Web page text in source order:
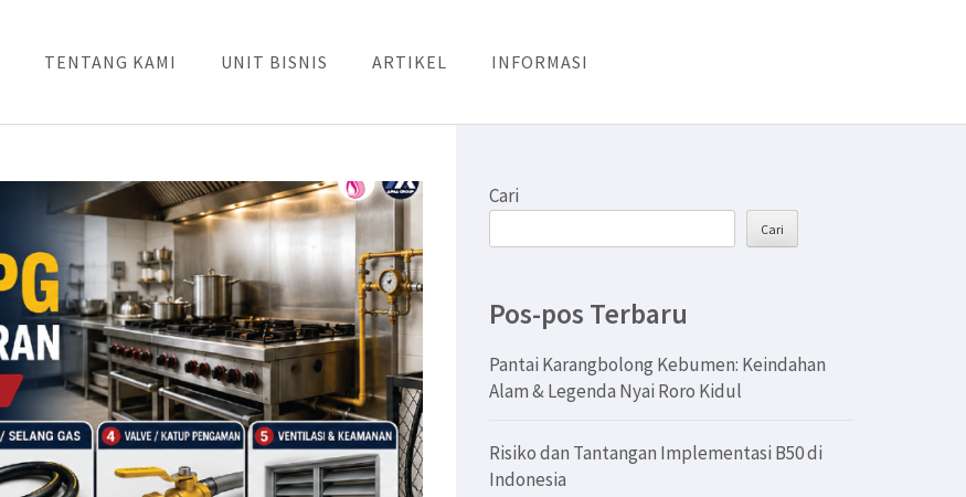
TENTANG KAMI UNIT BISNIS ARTIKEL INFORMASI
Cari
Cari
Pos-pos Terbaru
Pantai Karangbolong Kebumen: Keindahan
Alam & Legenda Nyai Roro Kidul
Risiko dan Tantangan Implementasi B50 di
Indonesia